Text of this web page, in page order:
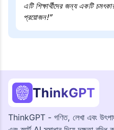
এটি শিক্ষার্থীদের জন্য একটি
প্রয়োজন!”
ThinkGPT
ThinkGPT - গণিত, লেখা এবং